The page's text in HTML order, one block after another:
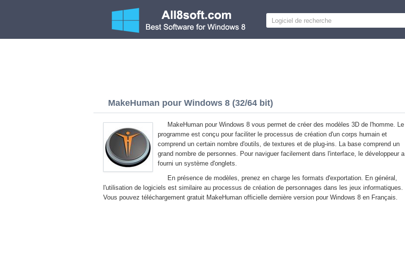
MakeHuman pour Windows 8 (32/64 bit)
MakeHuman pour Windows 8 vous permet de créer des modèles 3D de l'homme. Le
programme est conçu pour faciliter le processus de création d'un corps humain et
comprend un certain nombre d'outils, de textures et de plug-ins. La base comprend un
grand nombre de personnes. Pour naviguer facilement dans l'interface, le développeur a
fourni un système d'onglets.
En présence de modèles, prenez en charge les formats d'exportation. En général,
l'utilisation de logiciels est similaire au processus de création de personnages dans les jeux informatiques.
Vous pouvez téléchargement gratuit MakeHuman officielle dernière version pour Windows 8 en Français.